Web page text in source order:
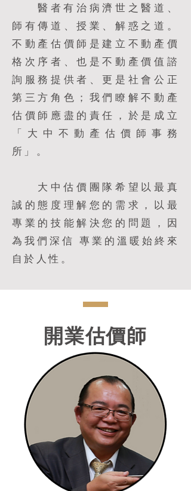
醫者有治病濟世之醫道、
師有傳道、授業、解惑之道。
不動產估價師是建立不動產價
格次序者、也是不動產價值諮
詢服務提供者、更是社會公正
第三方角色；我們瞭解不動產
估價師應盡的責任，於是成立
「大中不動產估價師事務
所」。
大中估價團隊希望以最真
誠的態度理解您的需求，以最
專業的技能解決您的問題，因
為我們深信 專業的溫暖始終來
自於人性。
​開業估價師